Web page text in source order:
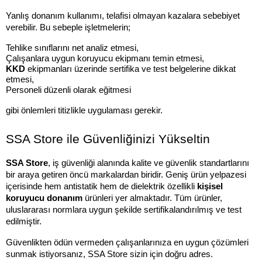
Yanlış donanım kullanımı, telafisi olmayan kazalara sebebiyet
verebilir. Bu sebeple işletmelerin;
Tehlike sınıflarını net analiz etmesi,
Çalışanlara uygun koruyucu ekipmanı temin etmesi,
KKD ekipmanları üzerinde sertifika ve test belgelerine dikkat
etmesi,
Personeli düzenli olarak eğitmesi
gibi önlemleri titizlikle uygulaması gerekir.
SSA Store ile Güvenliğinizi Yükseltin
SSA Store, iş güvenliği alanında kalite ve güvenlik standartlarını
bir araya getiren öncü markalardan biridir. Geniş ürün yelpazesi
içerisinde hem antistatik hem de dielektrik özellikli kişisel
koruyucu donanım ürünleri yer almaktadır. Tüm ürünler,
uluslararası normlara uygun şekilde sertifikalandırılmış ve test
edilmiştir.
Güvenlikten ödün vermeden çalışanlarınıza en uygun çözümleri
sunmak istiyorsanız, SSA Store sizin için doğru adres.